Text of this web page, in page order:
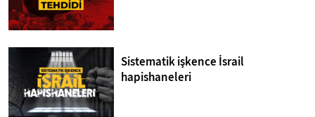
Sistematik işkence İsrail
hapishaneleri